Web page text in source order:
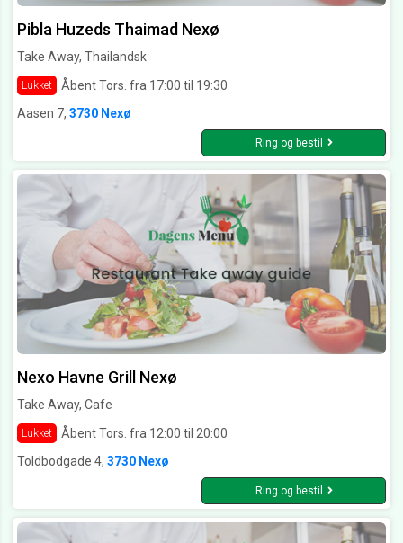
Pibla Huzeds Thaimad Nexø
Take Away, Thailandsk
Lukket
Åbent Tors. fra 17:00 til 19:30
Aasen 7, 3730 Nexø
Ring og bestil
Nexo Havne Grill Nexø
Take Away, Cafe
Lukket
Åbent Tors. fra 12:00 til 20:00
Toldbodgade 4, 3730 Nexø
Ring og bestil